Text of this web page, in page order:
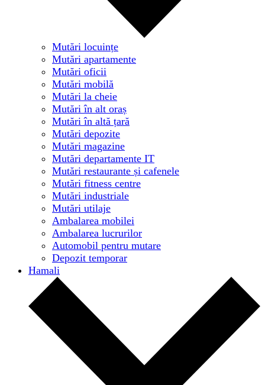
Mutări locuințe
Mutări apartamente
Mutări oficii
Mutări mobilă
Mutări la cheie
Mutări în alt oraș
Mutări în altă țară
Mutări depozite
Mutări magazine
Mutări departamente IT
Mutări restaurante și cafenele
Mutări fitness centre
Mutări industriale
Mutări utilaje
Ambalarea mobilei
Ambalarea lucrurilor
Automobil pentru mutare
Depozit temporar
Hamali